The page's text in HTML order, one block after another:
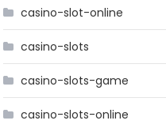
casino-slot-online
casino-slots
casino-slots-game
casino-slots-online